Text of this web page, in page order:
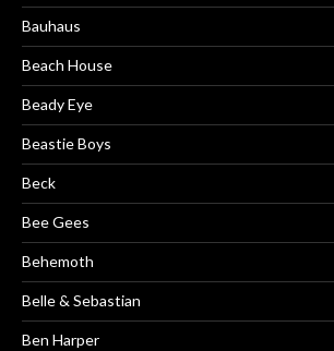
Bauhaus
Beach House
Beady Eye
Beastie Boys
Beck
Bee Gees
Behemoth
Belle & Sebastian
Ben Harper